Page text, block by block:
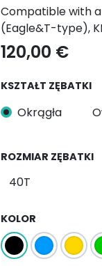
Compatible with
(Eagle&T-type),
120,00 €
KSZTAŁT ZĘBATKI
Okrągła
ROZMIAR ZĘBATKI
KOLOR